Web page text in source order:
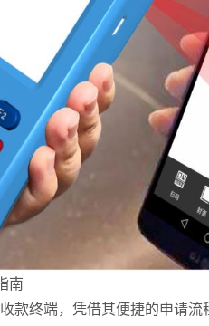
南
款终端，凭借其便捷的申请